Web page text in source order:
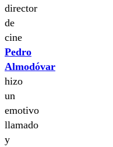
director
de
cine
Pedro
Almodóvar
hizo
un
emotivo
llamado
y